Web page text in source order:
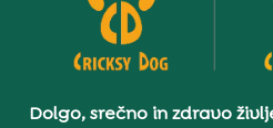
Dolgo, srečno in zdravo